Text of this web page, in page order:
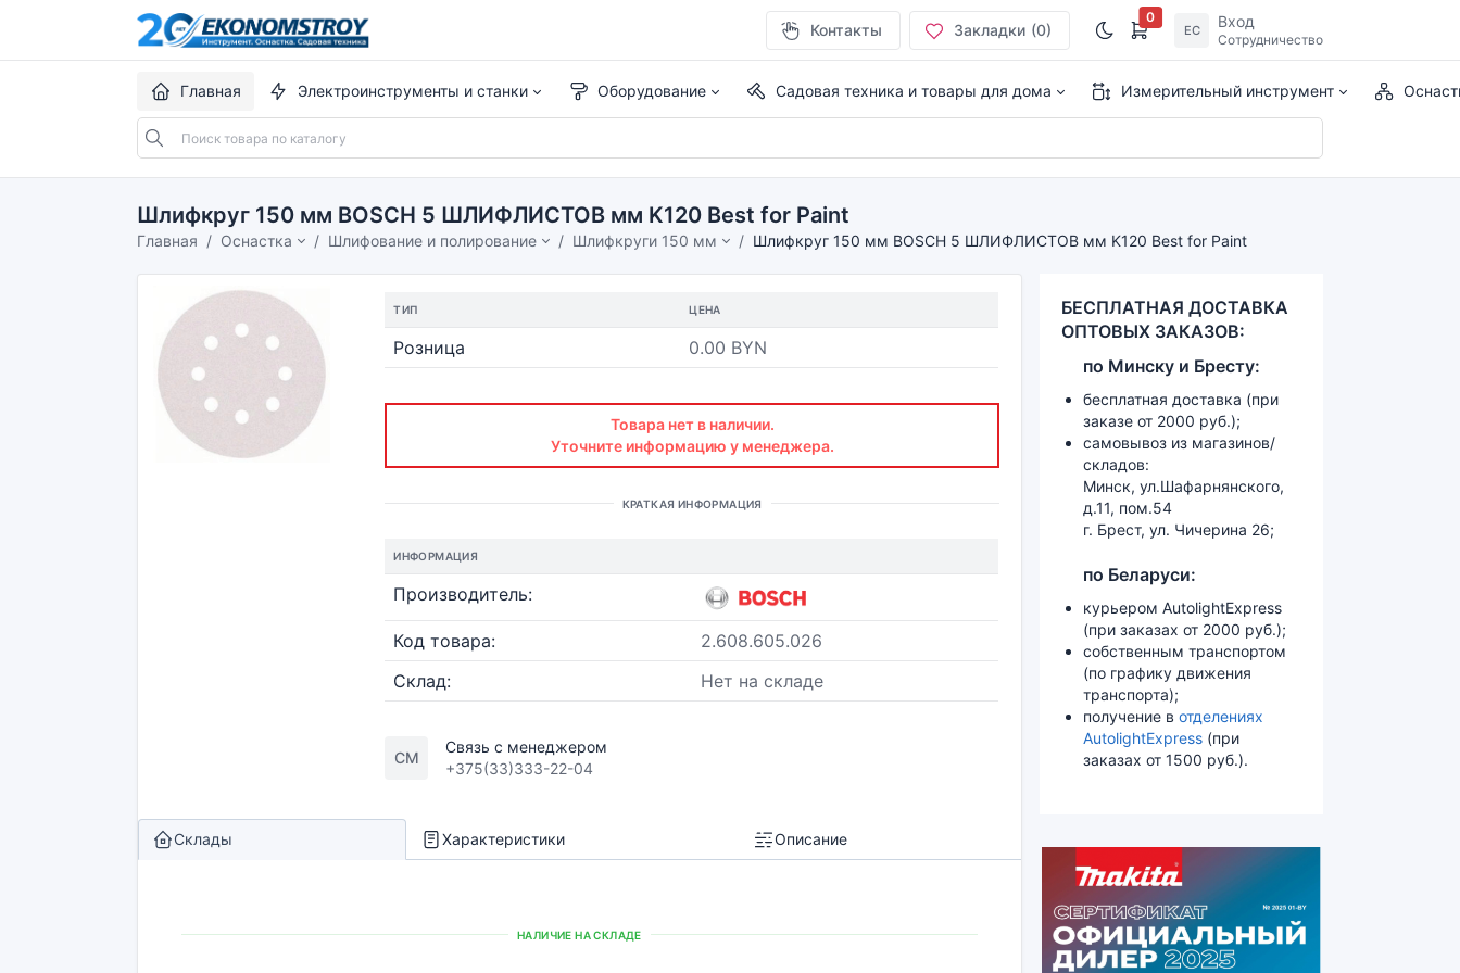
Контакты Закладки (0)
0
ЕС Вход
Сотрудничество
Главная Электроинструменты и станки Оборудование Садовая техника и товары для дома Измерительный инструмент
Шлифкруг 150 мм BOSCH 5 ШЛИФЛИСТОВ мм K120 Best for Paint
Главная Оснастка Шлифование и полирование Шлифкруги 150 мм Шлифкруг 150 мм BOSCH 5 ШЛИФЛИСТОВ мм K120 Best for Paint
ТИП ЦЕНА
Розница 0.00 BYN
Товара нет в наличии.
Уточните информацию у менеджера.
КРАТКАЯ ИНФОРМАЦИЯ
ИНФОРМАЦИЯ
Производитель:
Код товара:
2.608.605.026
Склад:
Нет на складе
СМ
Связь с менеджером
+375(33)333-22-04
Склады Характеристики Описание
НАЛИЧИЕ НА СКЛАДЕ
БЕСПЛАТНАЯ ДОСТАВКА
ОПТОВЫХ ЗАКАЗОВ:
по Минску и Бресту:
бесплатная доставка (при
заказе от 2000 руб.);
самовывоз из магазинов/
складов:
Минск, ул.Шафарнянского,
д.11, пом.54
г. Брест, ул. Чичерина 26;
по Беларуси:
курьером AutolightExpress
(при заказах от 2000 руб.);
собственным транспортом
(по графику движения
транспорта);
получение в отделениях
AutolightExpress (при
заказах от 1500 руб.).